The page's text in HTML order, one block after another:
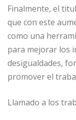
Finalmente, el
que con este
como una
para mejorar los
desigualdades,
promover el
Llamado a los